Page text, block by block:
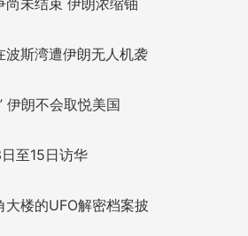
尚未结束 伊朗浓缩铀
波斯湾遭伊朗无人机袭
伊朗不会取悦美国
至15日访华
楼的UFO解密档案披